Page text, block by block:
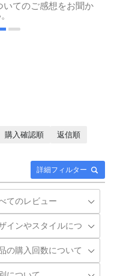
てのご感想をお聞か
詳細フィルター
購入確認順
返信順